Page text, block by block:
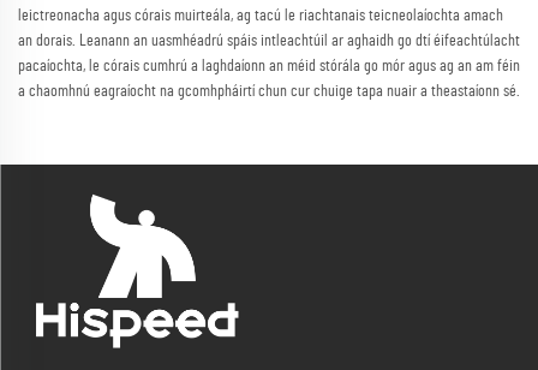
leictreonacha agus córais muirteála, ag tacú le riachtanais teicneolaíochta amach
an dorais. Leanann an uasmhéadrú spáis intleachtúil ar aghaidh go dtí éifeachtúlacht
pacaíochta, le córais cumhrú a laghdaíonn an méid stórála go mór agus ag an am féin
a chaomhnú eagraíocht na gcomhpháirtí chun cur chuige tapa nuair a theastaíonn sé.